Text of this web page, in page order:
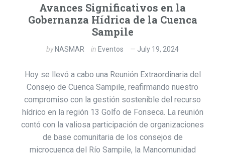
Avances Significativos en la
Gobernanza Hídrica de la Cuenca
Sampile
by NASMAR in Eventos July 19, 2024
Hoy se llevó a cabo una Reunión Extraordinaria del
Consejo de Cuenca Sampile, reafirmando nuestro
compromiso con la gestión sostenible del recurso
hídrico en la región 13 Golfo de Fonseca. La reunión
contó con la valiosa participación de organizaciones
de base comunitaria de los consejos de
microcuenca del Río Sampile, la Mancomunidad